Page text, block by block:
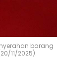
barang
11/2025).